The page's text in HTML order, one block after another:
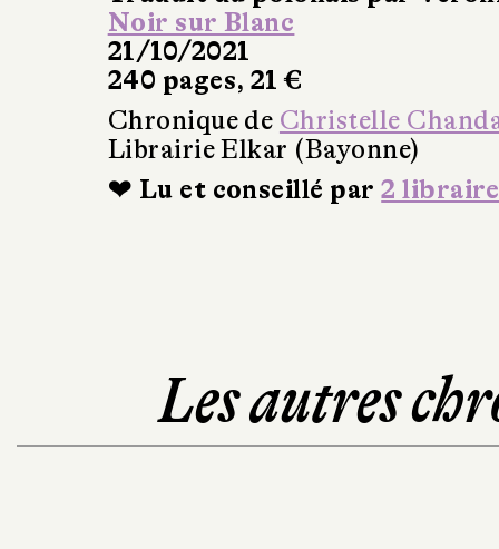
Noir sur Blanc
21/10/2021
240 pages, 21 €
Chronique de Christelle
Librairie Elkar (Bayonne)
❤ Lu et conseillé par2
Les autres